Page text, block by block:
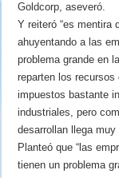
Goldcorp, aseveró.
Y reiteró “es mentira
ahuyentando a las
problema grande en
reparten los
impuestos bastante
industriales, pero
desarrollan llega
Planteó que “las
tienen un problema